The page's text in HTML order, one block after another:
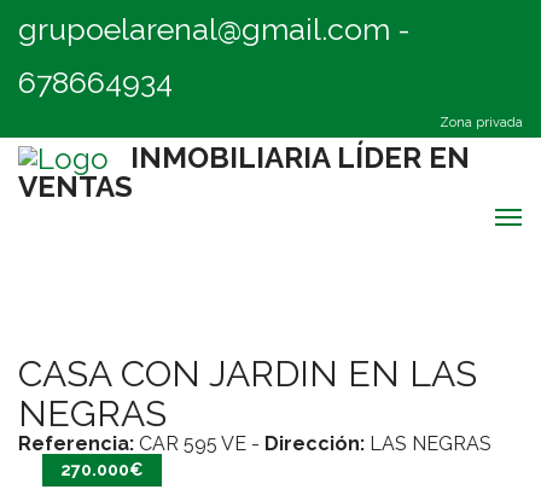
grupoelarenal@gmail.com -
678664934
Zona privada
INMOBILIARIA LÍDER EN
VENTAS
Destacadas
Quiénes Somos
Contacto
CASA CON JARDIN EN LAS
NEGRAS
Referencia: CAR 595 VE - Dirección: LAS NEGRAS
270.000€